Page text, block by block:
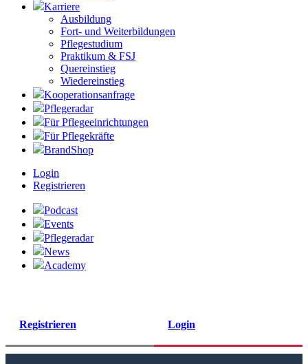
Karriere
Ausbildung
Fort- und Weiterbildungen
Pflegestudium
Praktikum & FSJ
Quereinstieg
Wiedereinstieg
Kooperationsanfrage
Pflegeradar
Für Pflegeeinrichtungen
Für Pflegekräfte
BrandShop
Login
Registrieren
Podcast
Events
Pflegeradar
News
Academy
Registrieren Login